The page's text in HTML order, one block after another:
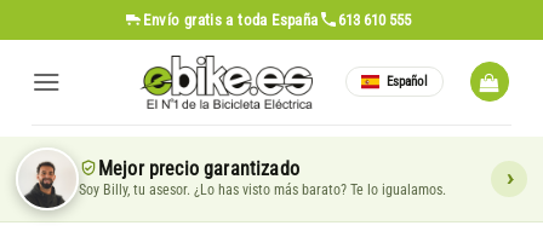
al
contenido
Envío gratis a toda España 613 610 555
Español
Mejor precio garantizado
Soy Billy, tu asesor. ¿Lo has visto más barato? Te lo igualamos.